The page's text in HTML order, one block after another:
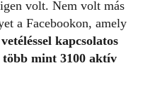
volt. Nem volt más
a Facebookon, amely
vetéléssel kapcsolatos
több mint 3100 aktív